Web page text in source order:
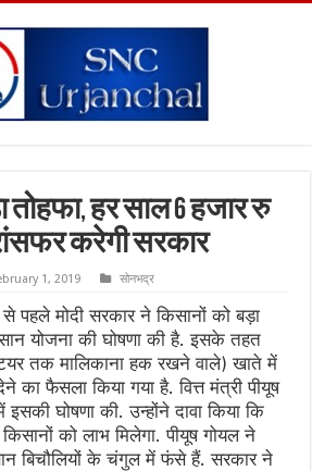
तोहफा, हर साल 6 हजार रु
करेगी सरकार
1, 2019 सोनभद्र
पहले मोदी सरकार ने किसानों को बड़ा
योजना की घोषणा की है. इसके तहत
तक मालिकाना हक रखने वाले) खाते में
का फैसला किया गया है. वित्त मंत्री पीयूष
घोषणा की. उन्होंने दावा किया कि
को लाभ मिलेगा. पीयूष गोयल ने
बिचौलियों के चंगुल में फंसे हैं. सरकार ने